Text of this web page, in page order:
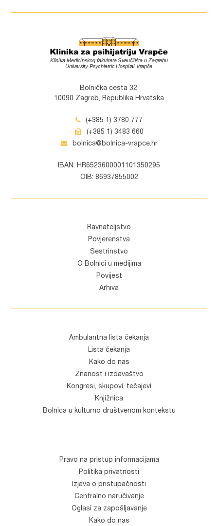
Bolnička cesta 32,
10090 Zagreb, Republika Hrvatska
(+385 1) 3780 777
(+385 1) 3483 660
bolnica@bolnica-vrapce.hr
IBAN: HR6523600001101350295
OIB: 86937855002
Ravnateljstvo
Povjerenstva
Sestrinstvo
O Bolnici u medijima
Povijest
Arhiva
Ambulantna lista čekanja
Lista čekanja
Kako do nas
Znanost i izdavaštvo
Kongresi, skupovi, tečajevi
Knjižnica
Bolnica u kulturno društvenom kontekstu
Pravo na pristup informacijama
Politika privatnosti
Izjava o pristupačnosti
Centralno naručivanje
Oglasi za zapošljavanje
Kako do nas